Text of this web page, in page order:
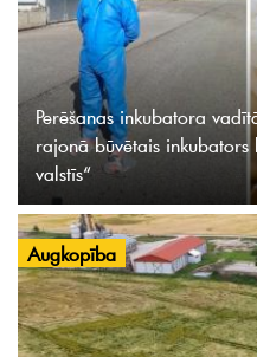
Perēšanas inkubatora
rajonā būvētais
valstīs“
Augkopība